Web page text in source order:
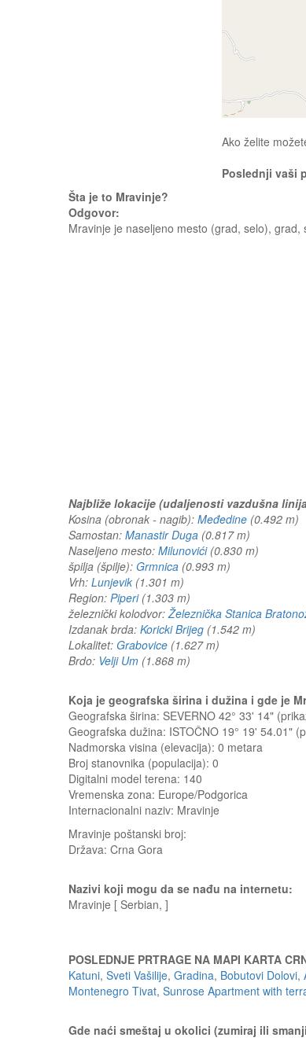
Ako želite
Poslednji vaši
Šta je to Mravinje?
Odgovor:
Mravinje je naseljeno mesto (grad, selo),
Najbliže lokacije (udaljenosti vazdušna
Kosina (obronak - nagib): Međedine (0.492 m)
Samostan: Manastir Duga (0.817 m)
Naseljeno mesto: Milunovići(0.830 m)
špilja (špilje): Grmnica (0.993 m)
Vrh: Lunjevik (1.301 m)
Region: Piperi(1.303 m)
železnički kolodvor:Železnička Stanica
Izdanak brda: Koricki Brijeg (1.542 m)
Lokalitet: Grabovice (1.627 m)
Brdo: Velji Um (1.868 m)
Koja je geografska širina i dužina i gde je
Geografska širina: SEVERNO 42° 33' 14"
Geografska dužina: ISTOČNO 19° 19' 54.01"
Nadmorska visina (elevacija): 0 metara
Broj stanovnika (populacija): 0
Digitalni model terena: 140
Vremenska zona: Europe/Podgorica
Internacionalni naziv: Mravinje
Mravinje poštanski broj:
Država: Crna Gora
Nazivi koji mogu da se nađu na internetu:
Mravinje [ Serbian, ]
POSLEDNJE PRTRAGE NA MAPI KARTA
Katuni, Sveti Vašilije, Gradina, Bobutovi Dolovi,
Montenegro Tivat, Sunrose Apartment with
Gde naći smeštaj u okolici (zumiraj ili